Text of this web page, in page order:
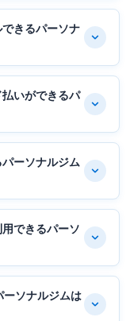
きるパーソナ
いができるパ
ーソナルジム
できるパーソ
ソナルジムは